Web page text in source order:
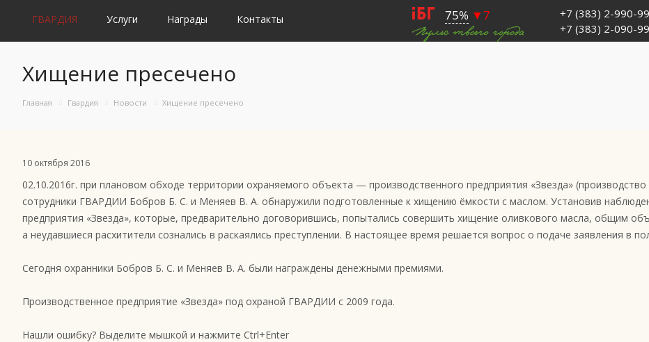
ГВАРДИЯ Услуги Награды Контакты
+7 (383) 2-990-
+7 (383) 2-090-
Хищение пресечено
Главная Гвардия Новости Хищение пресечено
10 октября 2016
02.10.2016г. при плановом обходе территории охраняемого объекта — производственного предприятия «Звезда»
сотрудники ГВАРДИИ Бобров Б. С. и Меняев В. А. обнаружили подготовленные к хищению ёмкости с маслом. Установив
предприятия «Звезда», которые, предварительно договорившись, попытались совершить хищение оливкового масла, общим
а неудавшиеся расхитители сознались в раскаялись преступлении. В настоящее время решается вопрос о подаче заявления в
Сегодня охранники Бобров Б. С. и Меняев В. А. были награждены денежными премиями.
Производственное предприятие «Звезда» под охраной ГВАРДИИ с 2009 года.
Нашли ошибку? Выделите мышкой и нажмите Ctrl+Enter